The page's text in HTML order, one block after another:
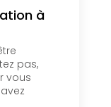
à
pas,
vous